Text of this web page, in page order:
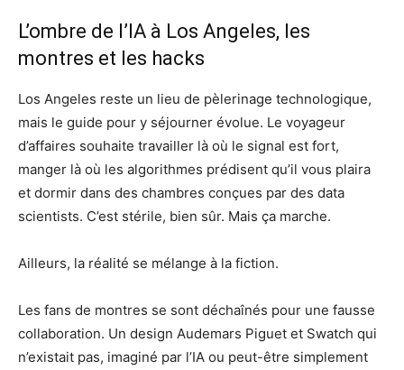
L’ombre de l’IA à Los Angeles, les
montres et les hacks
Los Angeles reste un lieu de pèlerinage technologique,
mais le guide pour y séjourner évolue. Le voyageur
d’affaires souhaite travailler là où le signal est fort,
manger là où les algorithmes prédisent qu’il vous plaira
et dormir dans des chambres conçues par des data
scientists. C’est stérile, bien sûr. Mais ça marche.
Ailleurs, la réalité se mélange à la fiction.
Les fans de montres se sont déchaînés pour une fausse
collaboration. Un design Audemars Piguet et Swatch qui
n’existait pas, imaginé par l’IA ou peut-être simplement